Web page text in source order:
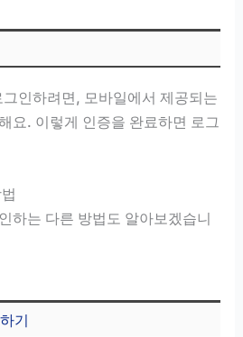
인하려면, 모바일에서 제공되는
요. 이렇게 인증을 완료하면 로그
하는 다른 방법도 알아보겠습니
기